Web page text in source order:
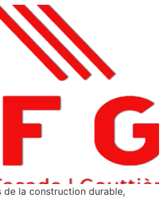
de la construction durable,